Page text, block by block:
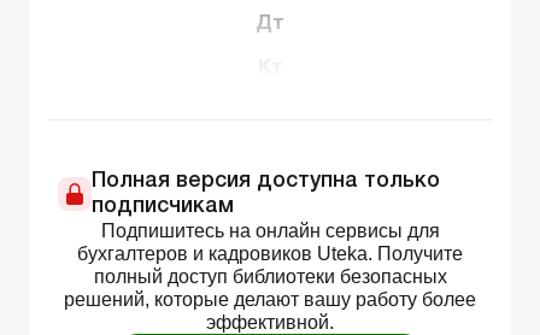
Дт
Полная версия доступна только
подписчикам
Подпишитесь на онлайн сервисы для
бухгалтеров и кадровиков Uteka. Получите
полный доступ библиотеки безопасных
решений, которые делают вашу работу более
эффективной.